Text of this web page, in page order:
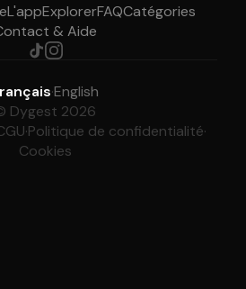
L'appExplorerFAQCatégories
& Aide
·English
Dygest 2026
·Politique de confidentialité·
Cookies